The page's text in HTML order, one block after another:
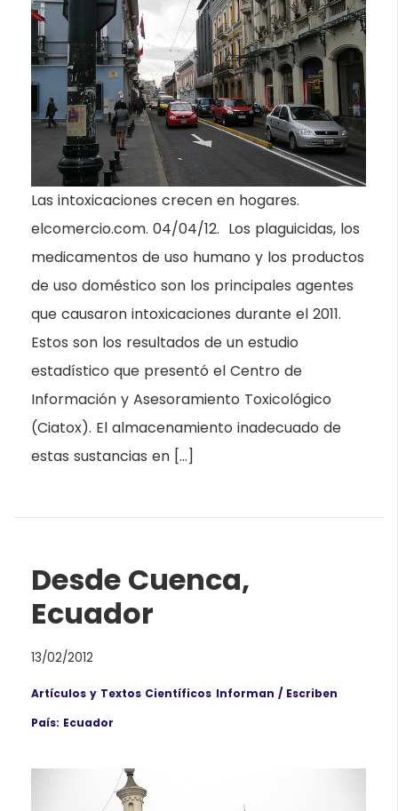
Las intoxicaciones crecen en hogares.
elcomercio.com. 04/04/12. Los plaguicidas, los
medicamentos de uso humano y los productos
de uso doméstico son los principales agentes
que causaron intoxicaciones durante el 2011.
Estos son los resultados de un estudio
estadístico que presentó el Centro de
Información y Asesoramiento Toxicológico
(Ciatox). El almacenamiento inadecuado de
estas sustancias en […]
Desde Cuenca,
Ecuador
13/02/2012
Artículos y Textos Científicos Informan / Escriben
País: Ecuador